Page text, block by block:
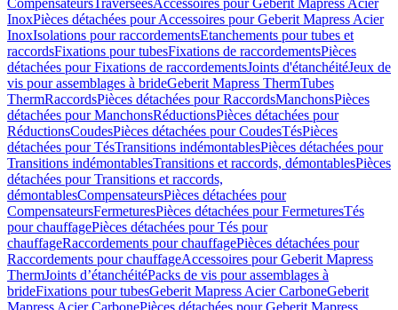
CompensateursTraverséesAccessoires pour Geberit Mapress Acier
InoxPièces détachées pour Accessoires pour Geberit Mapress Acier
InoxIsolations pour raccordementsEtanchements pour tubes et
raccordsFixations pour tubesFixations de raccordementsPièces
détachées pour Fixations de raccordementsJoints d'étanchéitéJeux de
vis pour assemblages à brideGeberit Mapress ThermTubes
ThermRaccordsPièces détachées pour RaccordsManchonsPièces
détachées pour ManchonsRéductionsPièces détachées pour
RéductionsCoudesPièces détachées pour CoudesTésPièces
détachées pour TésTransitions indémontablesPièces détachées pour
Transitions indémontablesTransitions et raccords, démontablesPièces
détachées pour Transitions et raccords,
démontablesCompensateursPièces détachées pour
CompensateursFermeturesPièces détachées pour FermeturesTés
pour chauffagePièces détachées pour Tés pour
chauffageRaccordements pour chauffagePièces détachées pour
Raccordements pour chauffageAccessoires pour Geberit Mapress
ThermJoints d’étanchéitéPacks de vis pour assemblages à
brideFixations pour tubesGeberit Mapress Acier CarboneGeberit
Mapress Acier CarbonePièces détachées pour Geberit Mapress